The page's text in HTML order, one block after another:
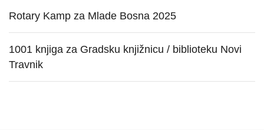
Rotary Kamp za Mlade Bosna 2025
1001 knjiga za Gradsku knjižnicu / biblioteku Novi
Travnik